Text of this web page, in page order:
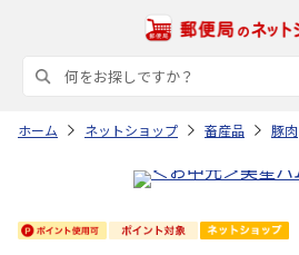
ホーム ネットショップ 畜産品 豚肉